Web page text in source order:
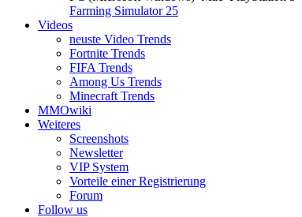
Farming Simulator 25
Videos
neuste Video Trends
Fortnite Trends
FIFA Trends
Among Us Trends
Minecraft Trends
MMOwiki
Weiteres
Screenshots
Newsletter
VIP System
Vorteile einer Registrierung
Forum
Follow us